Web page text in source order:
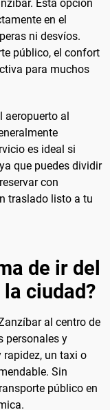
Esta opción
en el
ni desvíos.
público, el confort
para muchos
aeropuerto al
es ideal si
que puedes dividir
con
traslado listo a tu
de ir del
ciudad?
al centro de
personales y
un taxi o
Sin
público en